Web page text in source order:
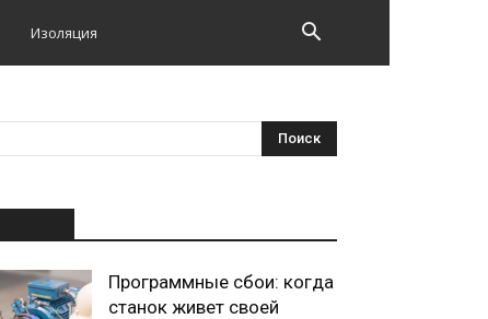
Изоляция
Программные сбои: когда
станок живет своей